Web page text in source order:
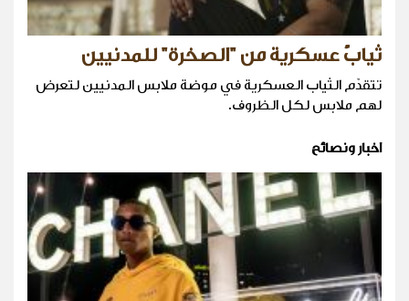
ثيابٌ عسكرية من "الصخرة" للمدنيين
تتقدّم الثياب العسكرية في موضة ملابس المدنيين لتعرض
لهم ملابس لكل الظروف.
اخبار ونصائح